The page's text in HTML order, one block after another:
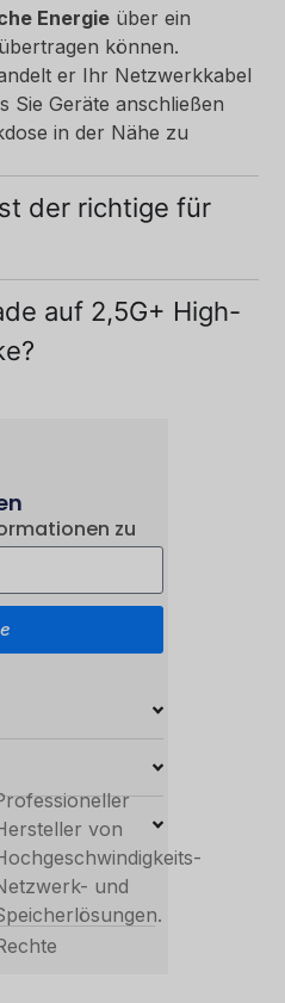
Energie über ein
können.
er Ihr Netzwerkkabel
Sie Geräte anschließen
in der Nähe zu
der richtige für
auf 2,5G+ High-
zu
von
und